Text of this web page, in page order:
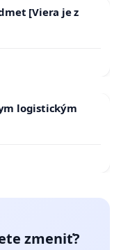
[Viera je z
logistickým
zmeniť?